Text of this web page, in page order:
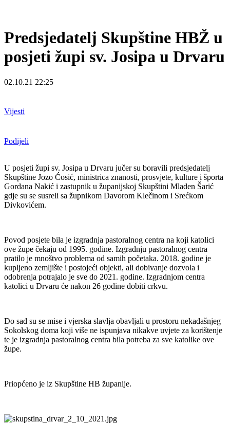
Predsjedatelj Skupštine HBŽ u
posjeti župi sv. Josipa u Drvaru
02.10.21 22:25
Vijesti
Podijeli
U posjeti župi sv. Josipa u Drvaru jučer su boravili predsjedatelj
Skupštine Jozo Ćosić, ministrica znanosti, prosvjete, kulture i športa
Gordana Nakić i zastupnik u županijskoj Skupštini Mladen Šarić
gdje su se susreli sa župnikom Davorom Klečinom i Srećkom
Divkovićem.
Povod posjete bila je izgradnja pastoralnog centra na koji katolici
ove župe čekaju od 1995. godine. Izgradnju pastoralnog centra
pratilo je mnoštvo problema od samih početaka. 2018. godine je
kupljeno zemljište i postojeći objekti, ali dobivanje dozvola i
odobrenja potrajalo je sve do 2021. godine. Izgradnjom centra
katolici u Drvaru će nakon 26 godine dobiti crkvu.
Do sad su se mise i vjerska slavlja obavljali u prostoru nekadašnjeg
Sokolskog doma koji više ne ispunjava nikakve uvjete za korištenje
te je izgradnja pastoralnog centra bila potreba za sve katolike ove
župe.
Priopćeno je iz Skupštine HB županije.